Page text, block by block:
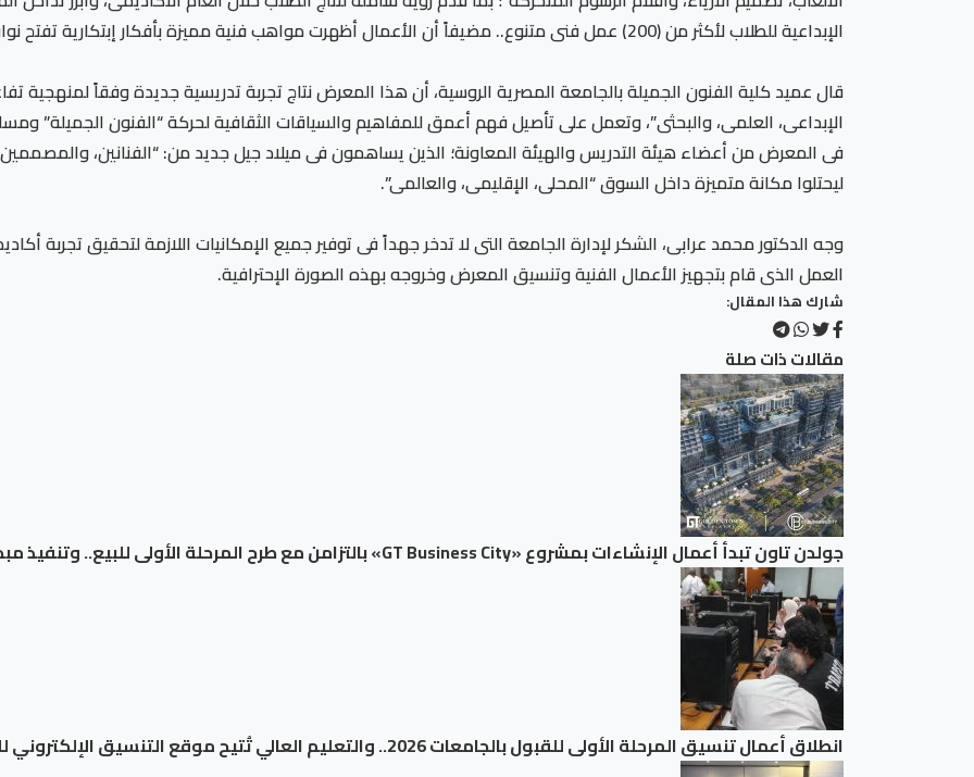
الإبداعية للطلاب لأكثر من (200) عمل فنى متنوع.. مضيفاً أن الأعمال أظهرت مواهب فنية مميزة بأفكار إبتكارية تفتح نوافذ جديدة وتنبئ بمستقبل مشرق للطلاب.
قال عميد كلية الفنون الجميلة بالجامعة المصرية الروسية، أن هذا المعرض نتاج تجربة تدريسية جديدة وفقاً لمنهجية
الإبداعى، العلمى، والبحثى”، وتعمل على تأصيل فهم أعمق للمفاهيم والسياقات الثقافية لحركة “الفنون الجميلة”
فى المعرض من أعضاء هيئة التدريس والهيئة المعاونة؛ الذين يساهمون فى ميلاد جيل جديد من: “الفنانين،
ليحتلوا مكانة متميزة داخل السوق “المحلى، الإقليمى، والعالمى”.
وجه الدكتور محمد عرابى، الشكر لإدارة الجامعة التى لا تدخر جهداً فى توفير جميع الإمكانيات اللازمة لتحقيق تجربة
العمل الذى قام بتجهيز الأعمال الفنية وتنسيق المعرض وخروجه بهذه الصورة الإحترافية.
شارك هذا المقال:
مقالات ذات صلة
جولدن تاون تبدأ أعمال الإنشاءات بمشروع «GT Business City» بالتزامن مع طرح المرحلة الأولى للبيع.. وتنفيذ مبكر يعزز ثقة المستثمرين
انطلاق أعمال تنسيق المرحلة الأولى للقبول بالجامعات 2026.. والتعليم العالي تُتيح موقع التنسيق الإلكتروني للطلاب